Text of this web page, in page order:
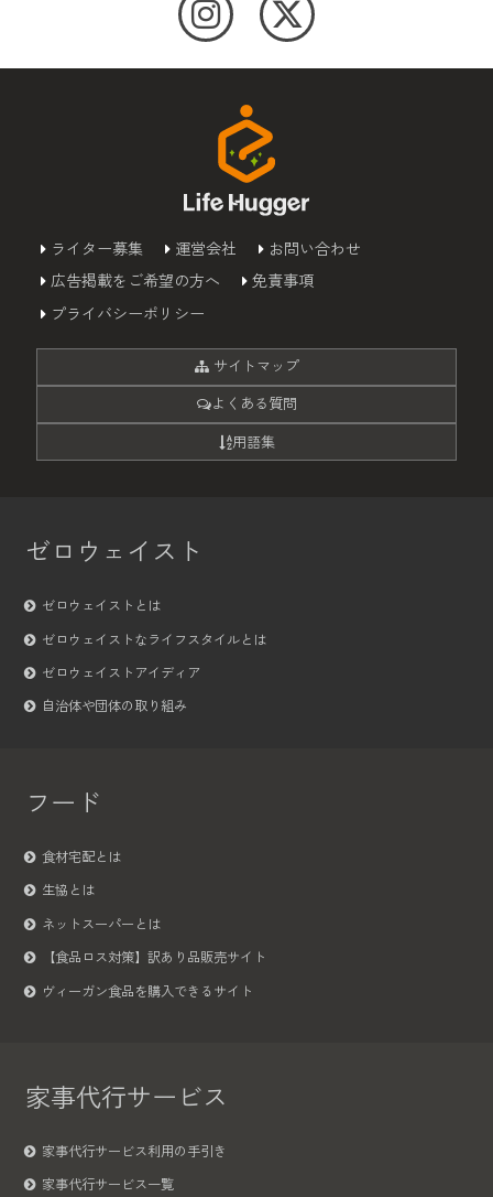
ライター募集 運営会社
お問い合わせ
広告掲載をご希望の方へ
免責事項
プライバシーポリシー
サイトマップ
よくある質問
用語集
ゼロウェイスト
ゼロウェイストとは
ゼロウェイストなライフスタイルとは
ゼロウェイストアイディア
自治体や団体の取り組み
フード
食材宅配とは
生協とは
ネットスーパーとは
【食品ロス対策】訳あり品販売サイト
ヴィーガン食品を購入できるサイト
家事代行サービス
家事代行サービス利用の手引き
家事代行サービス一覧